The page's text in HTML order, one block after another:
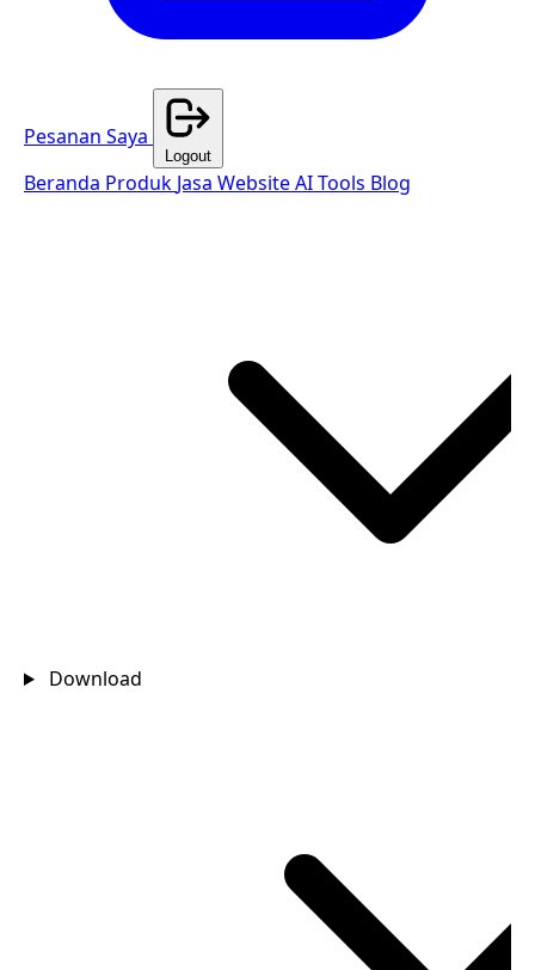
Pesanan Saya
Logout
Beranda Produk Jasa WebsiteAI Tools Blog
Download